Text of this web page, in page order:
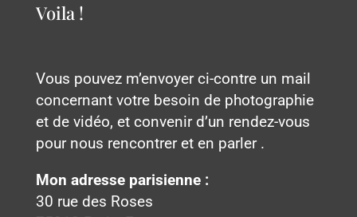
Voila !
Vous pouvez m’envoyer ci-contre un mail
concernant votre besoin de photographie
et de vidéo, et convenir d’un rendez-vous
pour nous rencontrer et en parler .
Mon adresse parisienne :
30 rue des Roses